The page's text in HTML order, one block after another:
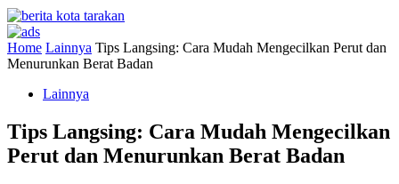
Home Lainnya Tips Langsing: Cara Mudah Mengecilkan Perut dan
Menurunkan Berat Badan
Lainnya
Tips Langsing: Cara Mudah Mengecilkan
Perut dan Menurunkan Berat Badan